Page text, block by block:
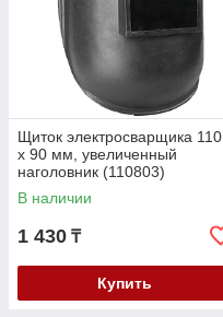
Щиток электросварщика 110
х 90 мм, увеличенный
наголовник (110803)
В наличии
1 430 ₸
Купить